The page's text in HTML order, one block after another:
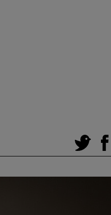
Tweet